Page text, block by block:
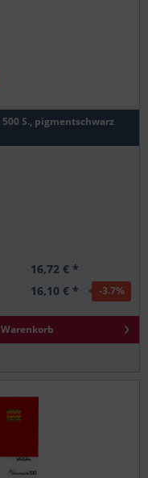
S., pigmentschwarz
16,72 € *
16,10 € * -3.7%
Warenkorb